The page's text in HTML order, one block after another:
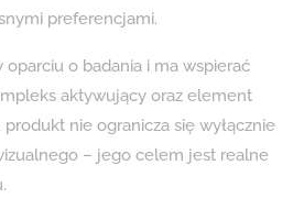
preferencjami.
o badania i ma wspierać
aktywujący oraz element
nie ogranicza się wyłącznie
– jego celem jest realne